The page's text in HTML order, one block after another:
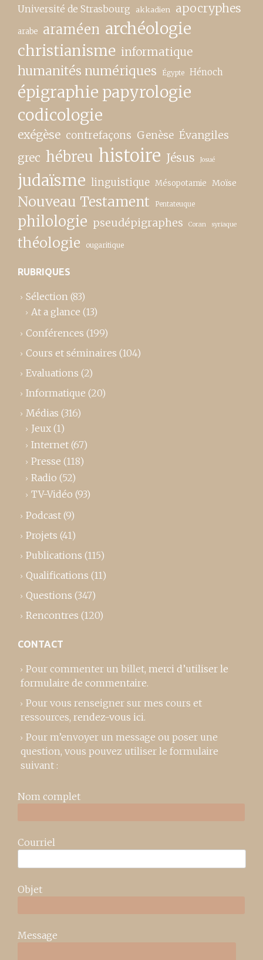
Université de Strasbourg akkadien apocryphes
arabe araméen archéologie
christianisme informatique
humanités numériques Égypte Hénoch
épigraphie papyrologie
codicologie
exégèse contrefaçons Genèse Évangiles
grec hébreu histoire Jésus Josué
judaïsme linguistique Mésopotamie Moïse
Nouveau Testament Pentateuque
philologie pseudépigraphes Coran syriaque
théologie ougaritique
RUBRIQUES
Sélection (83)
At a glance (13)
Conférences (199)
Cours et séminaires (104)
Evaluations (2)
Informatique (20)
Médias (316)
Jeux (1)
Internet (67)
Presse (118)
Radio (52)
TV-Vidéo (93)
Podcast (9)
Projets (41)
Publications (115)
Qualifications (11)
Questions (347)
Rencontres (120)
CONTACT
Pour commenter un billet, merci d’utiliser le
formulaire de commentaire.
Pour vous renseigner sur mes cours et
ressources, rendez-vous ici.
Pour m’envoyer un message ou poser une
question, vous pouvez utiliser le formulaire
suivant :
Nom complet
Courriel
Objet
Message